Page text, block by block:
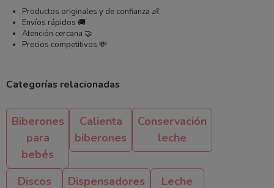
Productos originales y de confianza 👶
Envíos rápidos 🚚
Atención cercana 🤝
Precios competitivos 💸
Categorías relacionadas
Biberones
para
bebés
Calienta
biberones
Conservación
leche
Discos
Dispensadores
Leche